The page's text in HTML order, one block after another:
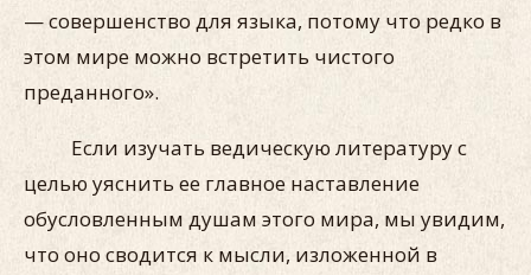
— совершенство для языка, потому что редко в
этом мире можно встретить чистого
преданного».
Если изучать ведическую литературу с
целью уяснить ее главное наставление
обусловленным душам этого мира, мы увидим,
что оно сводится к мысли, изложенной в